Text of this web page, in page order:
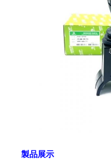
人民幣,米ド
ル
ヨーロッパ,アメ
製品展示